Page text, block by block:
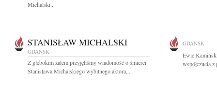
Michalski...
STANISŁAW MICHALSKI
GDAŃSK
Z głębokim żalem przyjęliśmy wiadomość o śmierci
Stanisława Michalskiego wybitnego aktora,...
GDAŃSK
Ewie
współczucia